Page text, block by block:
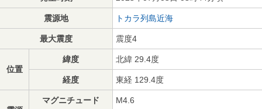
震源地 トカラ列島近海
最大震度 震度4
位置
緯度 北緯 29.4度
経度 東経 129.4度
マグニチュード M4.6